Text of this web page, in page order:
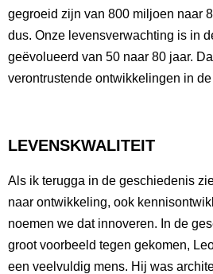
gegroeid zijn van 800 miljoen naar
dus. Onze levensverwachting is in
geëvolueerd van 50 naar 80 jaar.
verontrustende ontwikkelingen in
LEVENSKWALITEIT
Als ik terugga in de geschiedenis
naar ontwikkeling, ook
noemen we dat innoveren. In de
groot voorbeeld tegen gekomen,
een veelvuldig mens. Hij was